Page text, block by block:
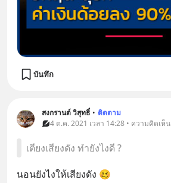
บันทึก
สงกรานต์ วิสุทธิ์ • ติดตาม
4 ต.ค. 2021 เวลา 14:28 • ความคิดเห็น
เตียงเสียงดัง ทำยังไงดี ?
นอนยังไงให้เสียงดัง 🥴